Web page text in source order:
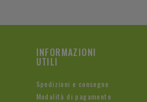
INFORMAZIONI
UTILI
Spedizioni e consegne
Modalità di pagamento